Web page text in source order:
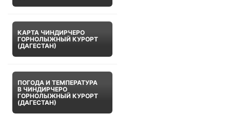
КАРТА ЧИНДИРЧЕРО
ГОРНОЛЫЖНЫЙ КУРОРТ
(ДАГЕСТАН)
ПОГОДА И ТЕМПЕРАТУРА
В ЧИНДИРЧЕРО
ГОРНОЛЫЖНЫЙ КУРОРТ
(ДАГЕСТАН)